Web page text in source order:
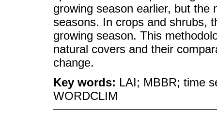
growing season earlier, but the
seasons. In crops and shrubs,
growing season. This
natural covers and their
change.
Key words: LAI; MBBR; time
WORDCLIM